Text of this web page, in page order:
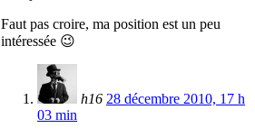
Faut pas croire, ma position est un peu
intéressée 😉
h16 28 décembre 2010, 17 h
03 min